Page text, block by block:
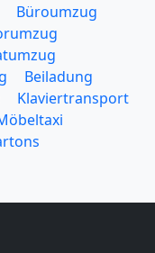
Büroumzug
Beiladung
Klaviertransport